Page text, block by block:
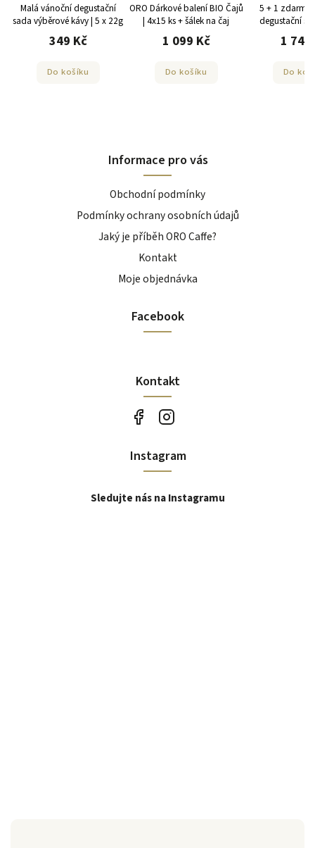
ORO Dárkové balení BIO Čajů
| 4x15 ks + šálek na čaj
1 099 Kč
Do košíku
5 + 1 zdarma | Vánoční
degustační sada italské
zrnkové kávy ORO Caffe 5x22
g
1 745 Kč
Do košíku
5 + 1
degustační
1
Do
Informace pro vás
Obchodní podmínky
Podmínky ochrany osobních údajů
Jaký je příběh ORO Caffe?
Kontakt
Moje objednávka
Facebook
Kontakt
Instagram
Sledujte nás na Instagramu